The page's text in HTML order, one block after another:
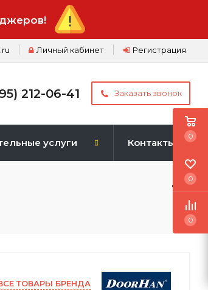
Регистрация
Личный кабинет
212-06-41 Заказать звонок
услуги Контакты
ТОВАРЫ БРЕНДА
0
0
0